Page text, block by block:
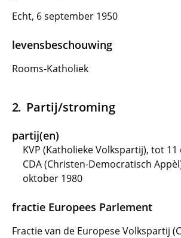
Echt, 6 september 1950
levensbeschouwing
Rooms-Katholiek
Partij/stroming
partij(en)
KVP (Katholieke Volkspartij), tot
CDA (Christen-Democratisch
oktober 1980
fractie Europees Parlement
Fractie van de Europese Volkspartij